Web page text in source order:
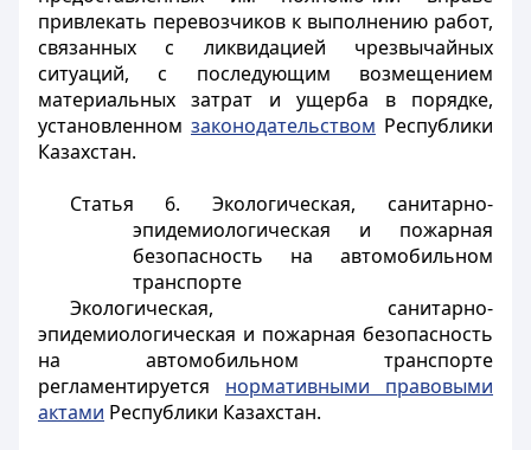
привлекать перевозчиков к выполнению работ,
связанных с ликвидацией чрезвычайных
ситуаций, с последующим возмещением
материальных затрат и ущерба в порядке,
установленном законодательством Республики
Казахстан.
Статья 6.Экологическая, санитарно-
эпидемиологическая и пожарная
безопасность на автомобильном
транспорте
Экологическая, санитарно-
эпидемиологическая и пожарная безопасность
на автомобильном транспорте
регламентируется нормативными правовыми
актами Республики Казахстан.